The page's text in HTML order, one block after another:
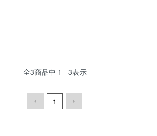
全3商品中 1 - 3表示
1